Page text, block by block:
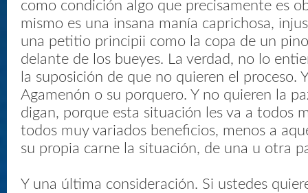
como condición algo que precisamente es
mismo es una insana manía caprichosa,
una petitio principii como la copa de un
delante de los bueyes. La verdad, no lo
la suposición de que no quieren el proceso.
Agamenón o su porquero. Y no quieren la
digan, porque esta situación les va a todos
todos muy variados beneficios, menos a
su propia carne la situación, de una u otra
Y una última consideración. Si ustedes